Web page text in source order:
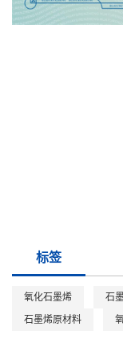
标签
氧化石墨烯 石
石墨烯原材料